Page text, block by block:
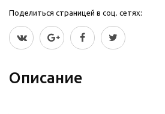
Поделиться страницей в соц. сетях:
Описание